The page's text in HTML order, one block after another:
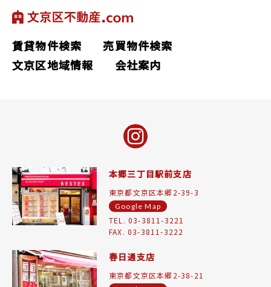
賃貸物件検索
売買物件検索
文京区地域情報
会社案内
本郷三丁目駅前支店
東京都文京区本郷2-39-3
Google Map
TEL. 03-3811-3221
FAX. 03-3811-3222
春日通支店
東京都文京区本郷2-38-21